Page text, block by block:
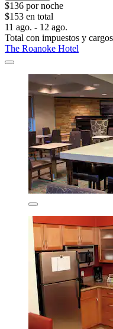
$136 por noche
$153 en total
11 ago. - 12 ago.
Total con impuestos y cargos
The Roanoke Hotel